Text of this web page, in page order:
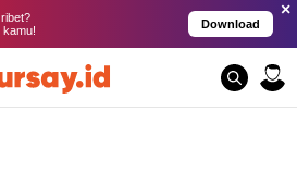
kamu!
Download
×